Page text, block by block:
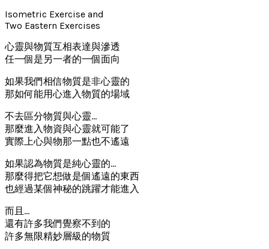
Isometric Exercise and
Two Eastern Exercises
心靈與物質互相表達與滲透
任一個是另一者的一個面向
如果我們相信物質是非心靈的
那如何能用心進入物質的場域
不去區分物質與心靈…
那麼進入物資與心靈就可能了
實際上心與物那一點也不遙遠
如果認為物質是純心靈的…
那麼得把它想做是個遙遠的東西
也經過某個神秘的跳躍才能進入
而且…
還有許多我們覺察不到的
許多無限精妙層級的物質